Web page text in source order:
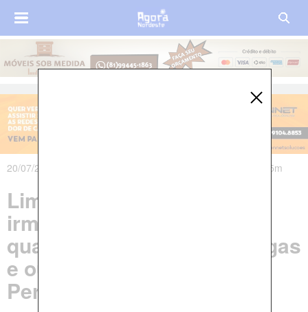
20/07/2021 às 21h28m - Atualizado em 20/07/2021 às 23h35m
Limoeiro: Homem, esposa,
irmã e sobrinha lideravam
quadrilha de tráfico de drogas
e outros crimes em
Pernambuco